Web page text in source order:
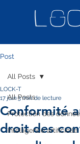
Post
All Posts
Protection des
Intelligence artificielle
All Posts
Conformité
droit des
LOCK-T
17 juin3 min de lecture